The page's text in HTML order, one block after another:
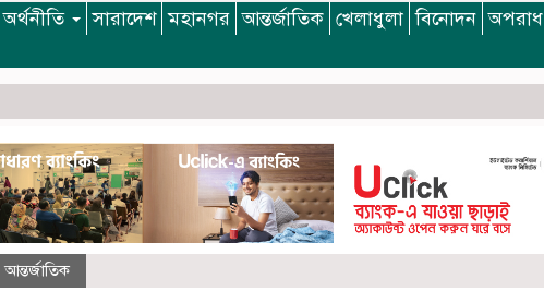
অর্থনীতি সারাদেশ মহানগর আন্তর্জাতিক খেলাধুলা বিনোদন অপরাধ
আন্তর্জাতিক